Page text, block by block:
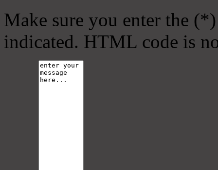
Make sure you enter the
indicated. HTML code is